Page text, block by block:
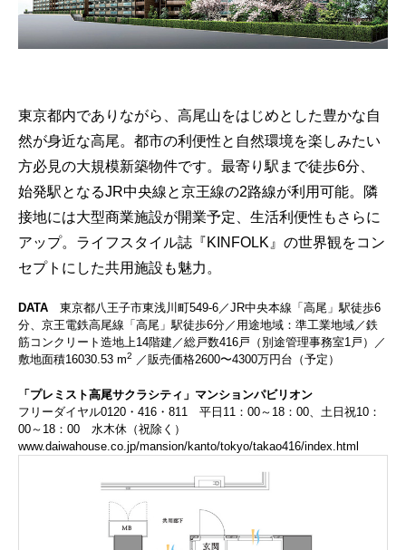
東京都内でありながら、高尾山をはじめとした豊かな自
然が身近な高尾。都市の利便性と自然環境を楽しみたい
方必見の大規模新築物件です。最寄り駅まで徒歩6分、
始発駅となるJR中央線と京王線の2路線が利用可能。隣
接地には大型商業施設が開業予定、生活利便性もさらに
アップ。ライフスタイル誌『KINFOLK』の世界観をコン
セプトにした共用施設も魅力。
DATA 東京都八王子市東浅川町549-6／JR中央本線「高尾」駅徒歩6
分、京王電鉄高尾線「高尾」駅徒歩6分／用途地域：準工業地域／鉄
筋コンクリート造地上14階建／総戸数416戸（別途管理事務室1戸）／
敷地面積16030.53 m2 ／販売価格2600〜4300万円台（予定）
「プレミスト高尾サクラシティ」マンションパビリオン
フリーダイヤル0120・416・811 平日11：00～18：00、土日祝10：
00～18：00 水木休（祝除く）
www.daiwahouse.co.jp/mansion/kanto/tokyo/takao416/index.html